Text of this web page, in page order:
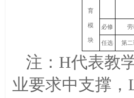
育
模
块
必修
任选 第
注：H代表教
业要求中支撑